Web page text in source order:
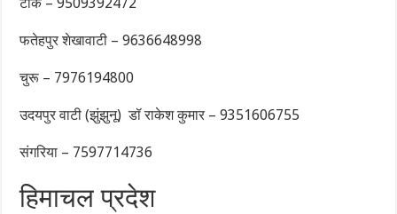
टोंक – 9509392472
फतेहपुर शेखावाटी – 9636648998
चुरू – 7976194800
उदयपुर वाटी (झुंझुनू) डॉ राकेश कुमार – 9351606755
संगरिया – 7597714736
हिमाचल प्रदेश